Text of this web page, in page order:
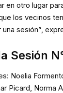
en otro lugar
los vecinos
sesión”,
Sesión
Noelia
Picard, Norma